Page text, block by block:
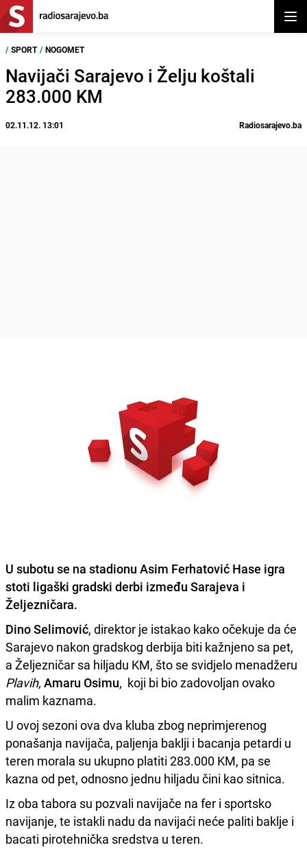
/ SPORT / NOGOMET
Navijači Sarajevo i Želju koštali
283.000 KM
02.11.12. 13:01 Radiosarajevo.ba
U subotu se na stadionu Asim Ferhatović Hase igra
stoti ligaški gradski derbi između Sarajeva i
Željezničara.
Dino Selimović, direktor je istakao kako očekuje da će
Sarajevo nakon gradskog derbija biti kažnjeno sa pet,
a Željezničar sa hiljadu KM, što se svidjelo menadžeru
Plavih, Amaru Osimu, koji bi bio zadovoljan ovako
malim kaznama.
U ovoj sezoni ova dva kluba zbog neprimjerenog
ponašanja navijača, paljenja baklji i bacanja petardi u
teren morala su ukupno platiti 283.000 KM, pa se
kazna od pet, odnosno jednu hiljadu čini kao sitnica.
Iz oba tabora su pozvali navijače na fer i sportsko
navijanje, te istakli nadu da navijaći neće paliti baklje i
bacati pirotehnička sredstva u teren.